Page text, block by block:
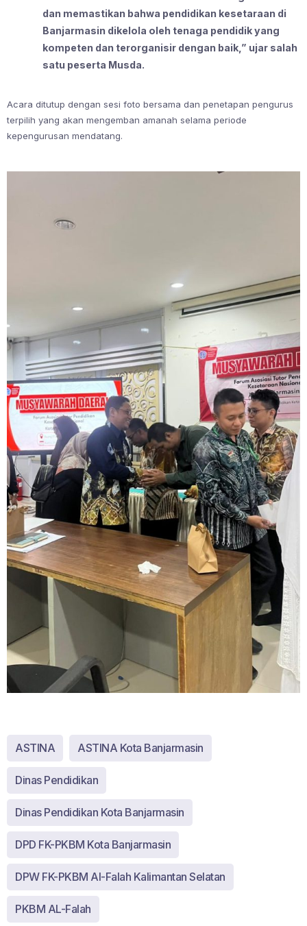
dan memastikan bahwa pendidikan kesetaraan di
Banjarmasin dikelola oleh tenaga pendidik yang
kompeten dan terorganisir dengan baik,” ujar salah
satu peserta Musda.
Acara ditutup dengan sesi foto bersama dan penetapan pengurus
terpilih yang akan mengemban amanah selama periode
kepengurusan mendatang.
ASTINA ASTINA Kota Banjarmasin
Dinas Pendidikan
Dinas Pendidikan Kota Banjarmasin
DPD FK-PKBM Kota Banjarmasin
DPW FK-PKBM Al-Falah Kalimantan Selatan
PKBM AL-Falah